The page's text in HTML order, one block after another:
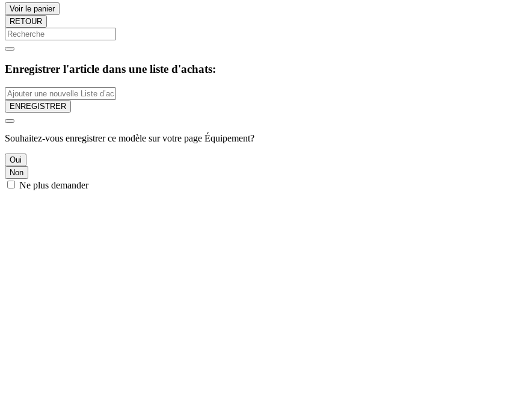
Voir le panier
RETOUR
Enregistrer l'article dans une liste d'achats:
ENREGISTRER
Souhaitez-vous enregistrer ce modèle sur votre page Équipement?
Oui
Non
Ne plus demander